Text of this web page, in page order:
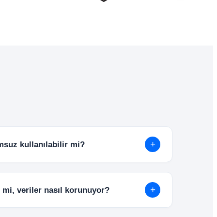
kullanılabilir mi? +
kalmadan internet tarayıcısı üzerinden
veriler nasıl korunuyor? +